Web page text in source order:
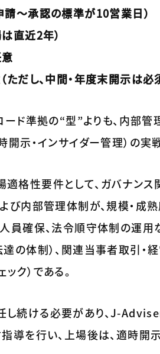
～承認の標準が10営業日）
直近2年）
だし、中間・年度末開示は必
ド準拠の“型”よりも、内部管
開示・インサイダー管理）の実
格性要件として、ガバナンス
び内部管理体制が、規模・
員確保、法令順守体制の運用
の体制）、関連当事者取引・
ク）である。
続ける必要があり、J-
導を行い、上場後は、適時